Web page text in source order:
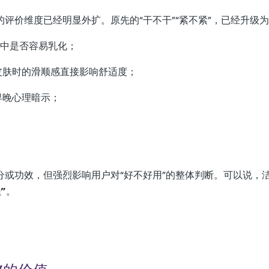
价维度已经明显外扩。原先的“干不干”“紧不紧”，已经升级为
是否容易乳化；
时的滑顺感直接影响舒适度；
心理暗示；
功效，但强烈影响用户对“好不好用”的整体判断。可以说，
。